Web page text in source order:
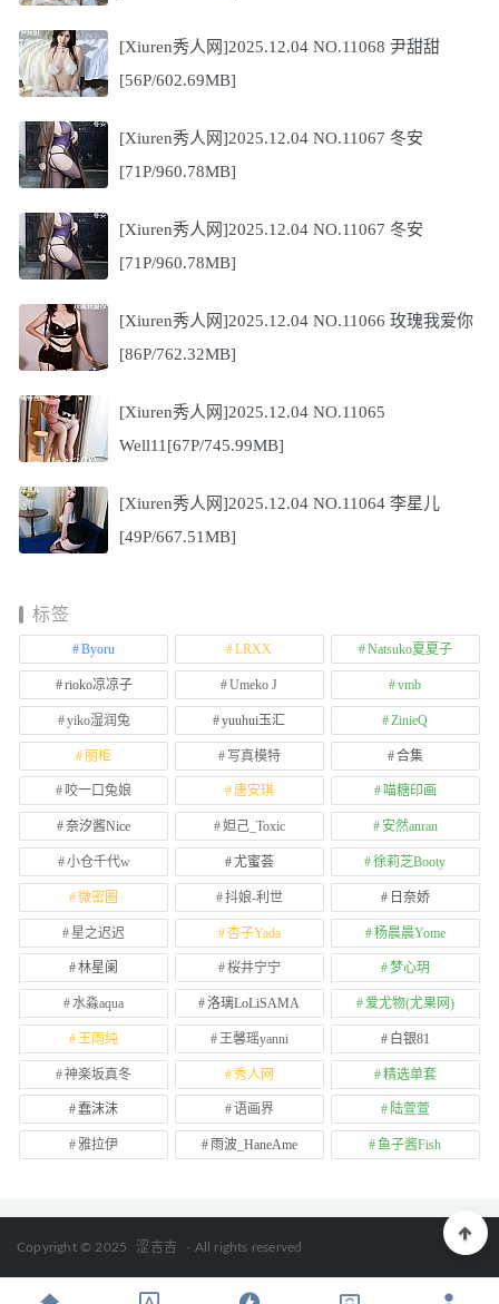
[Xiuren秀人网]2025.12.04 NO.11068 尹甜甜
[56P/602.69MB]
[Xiuren秀人网]2025.12.04 NO.11067 冬安
[71P/960.78MB]
[Xiuren秀人网]2025.12.04 NO.11067 冬安
[71P/960.78MB]
[Xiuren秀人网]2025.12.04 NO.11066 玫瑰我爱你
[86P/762.32MB]
[Xiuren秀人网]2025.12.04 NO.11065
Well11[67P/745.99MB]
[Xiuren秀人网]2025.12.04 NO.11064 李星儿
[49P/667.51MB]
标签
Byoru LRXX Natsuko夏夏子
rioko凉凉子 Umeko J vmb
yiko湿润兔 yuuhui玉汇 ZinieQ
丽柜 写真模特 合集
咬一口兔娘 唐安琪 喵糖印画
奈汐酱Nice 妲己_Toxic 安然anran
小仓千代w 尤蜜荟 徐莉芝Booty
微密圈 抖娘-利世 日奈娇
星之迟迟 杏子Yada 杨晨晨Yome
林星阑 桜井宁宁 梦心玥
水淼aqua 洛璃LoLiSAMA 爱尤物(尤果网)
王雨纯 王馨瑶yanni 白银81
神楽坂真冬 秀人网 精选单套
蠢沫沫 语画界 陆萱萱
雅拉伊 雨波_HaneAme 鱼子酱Fish
Copyright © 2025 涩吉吉 - All rights reserved